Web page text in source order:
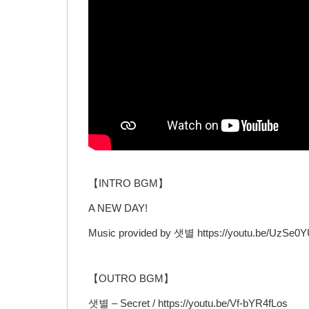
【INTRO BGM】
A NEW DAY!
Music provided by 샛별 https://youtu.be/
【OUTRO BGM】
샛별 – Secret / https://youtu.be/Vf-bYR4fLos